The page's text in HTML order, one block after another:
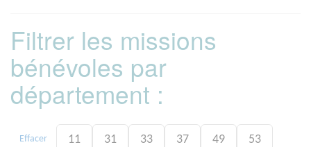
Filtrer les missions
bénévoles par
département :
Effacer 11 31 33 37 49 53